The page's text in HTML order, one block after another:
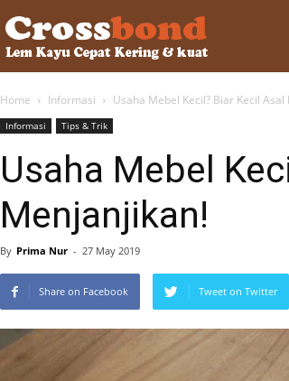
–
Lem
Home Informasi Usaha Mebel Kecil? Biar Kecil
Informasi Tips & Trik
Usaha Mebel
Menjanjikan!
By Prima Nur - 27 May 2019
Share on Facebook Tweet on Twitter